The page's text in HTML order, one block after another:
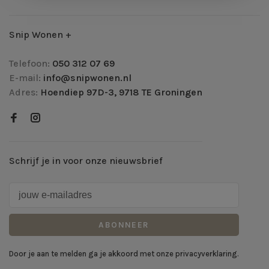
Snip Wonen +
Telefoon: 050 312 07 69
E-mail: info@snipwonen.nl
Adres: Hoendiep 97D-3, 9718 TE Groningen
Schrijf je in voor onze nieuwsbrief
ABONNEER
Door je aan te melden ga je akkoord met onze privacyverklaring.